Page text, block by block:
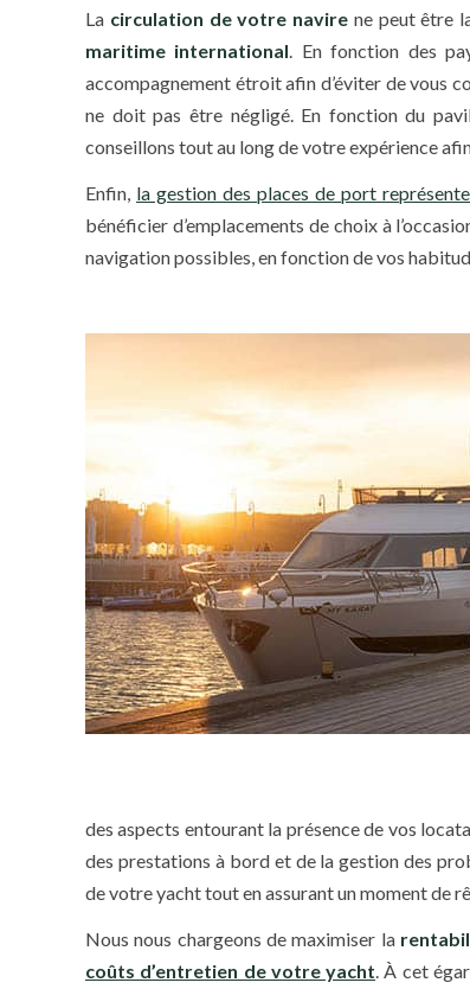
La circulation de votre navire ne peut être
maritime international . En fonction des
accompagnement étroit afin d’éviter de vous
ne doit pas être négligé. En fonction du
conseillons tout au long de votre expérience
Enfin, la gestion des places de port
bénéficier d’emplacements de choix à
navigation possibles, en fonction de vos
des aspects entourant la présence de vos
des prestations à bord et de la gestion des
de votre yacht tout en assurant un moment de
Nous nous chargeons de maximiser la
coûts d’entretien de votre yacht . À cet